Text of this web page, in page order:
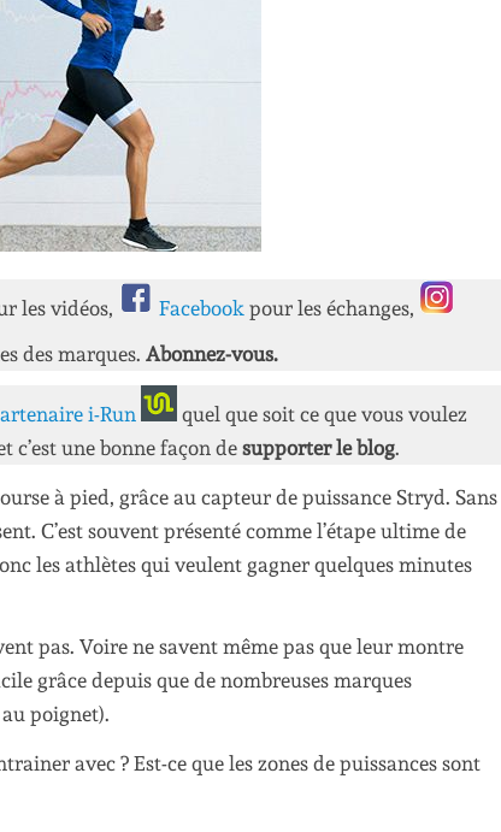
les vidéos, Facebook pour les échanges,
des marques. Abonnez-vous.
i-Run
quel que soit ce que vous voulez
c’est une bonne façon de supporter le blog.
à pied, grâce au capteur de puissance Stryd. Sans
C’est souvent présenté comme l’étape ultime de
les athlètes qui veulent gagner quelques minutes
pas. Voire ne savent même pas que leur montre
grâce depuis que de nombreuses marques
poignet).
avec ? Est-ce que les zones de puissances sont